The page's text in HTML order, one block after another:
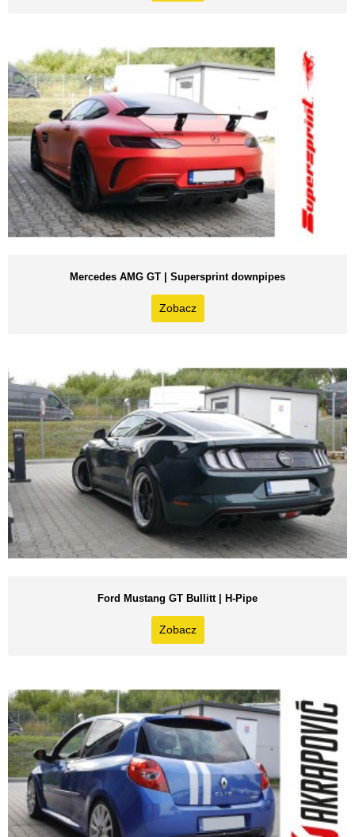
Mercedes AMG GT | Supersprint downpipes
Zobacz
Ford Mustang GT Bullitt | H-Pipe
Zobacz